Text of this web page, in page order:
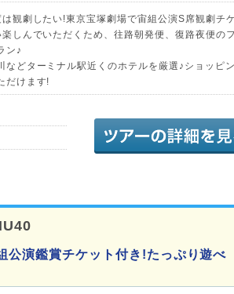
は観劇したい!東京宝塚劇場で宙組公演S席観劇チ
しんでいただくため、往路朝発便、復路夜便の
ン♪
などターミナル駅近くのホテルを厳選♪ショッピ
だけます!
公演鑑賞チケット付き!たっぷり遊べ